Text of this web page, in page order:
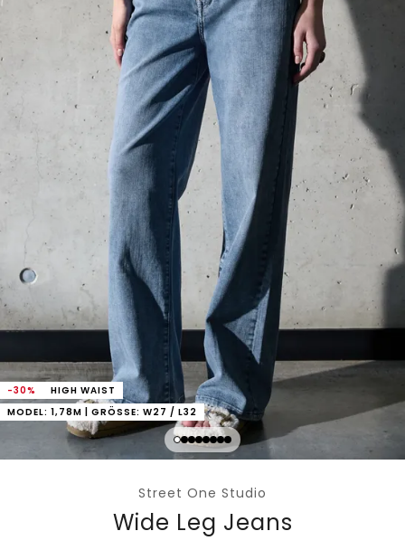
-30%
HIGH WAIST
MODEL: 1,78M | GRÖSSE: W27 / L32
Street One Studio
Wide Leg Jeans